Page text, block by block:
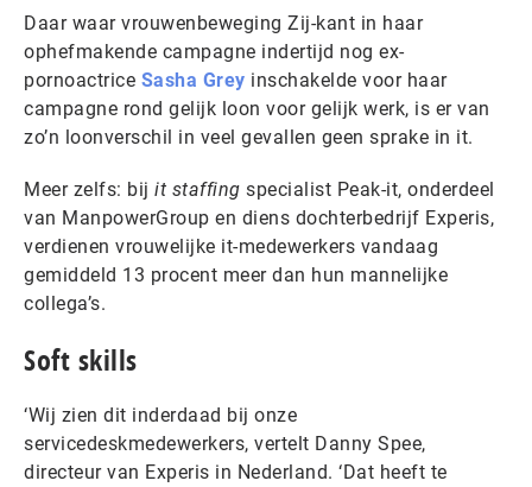
Daar waar vrouwenbeweging Zij-kant in haar
ophefmakende campagne indertijd nog ex-
pornoactrice Sasha Grey inschakelde voor haar
campagne rond gelijk loon voor gelijk werk, is er van
zo’n loonverschil in veel gevallen geen sprake in it.
Meer zelfs: bij it staffing specialist Peak-it, onderdeel
van ManpowerGroup en diens dochterbedrijf Experis,
verdienen vrouwelijke it-medewerkers vandaag
gemiddeld 13 procent meer dan hun mannelijke
collega’s.
Soft skills
‘Wij zien dit inderdaad bij onze
servicedeskmedewerkers, vertelt Danny Spee,
directeur van Experis in Nederland. ‘Dat heeft te